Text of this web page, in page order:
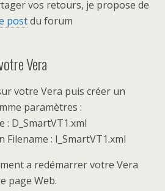
vos retours, je propose de
postdu forum
Vera
votre Vera puis créer un
paramètres :
: D_SmartVT1.xml
: I_SmartVT1.xml
a redémarrer votre Vera
page Web.